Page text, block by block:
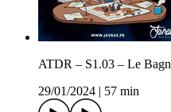
ATDR – S1.03 – Le
29/01/2024
57 min